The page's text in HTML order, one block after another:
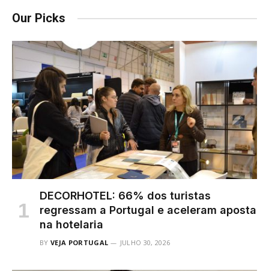
Our Picks
DECORHOTEL: 66% dos turistas
regressam a Portugal e aceleram aposta
na hotelaria
BY VEJA PORTUGAL JULHO 30, 2026